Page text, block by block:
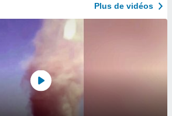
Plus de vidéos